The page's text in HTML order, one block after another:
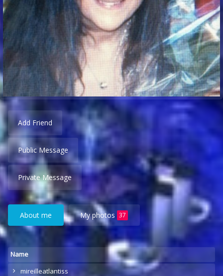
Add Friend
Public Message
Private Message
About me My photos 37
Name
mireilleatlantiss